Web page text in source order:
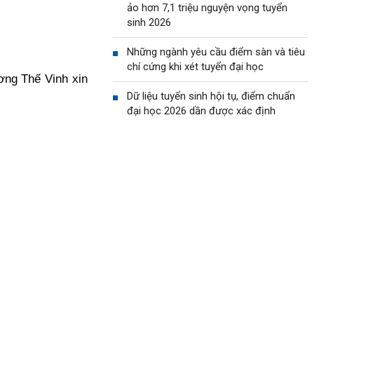
Thế Vinh xin
ảo hơn 7,1 triệu nguyện vọng tuyển
sinh 2026
Những ngành yêu cầu điểm sàn và tiêu
chí cứng khi xét tuyển đại học
Dữ liệu tuyển sinh hội tụ, điểm chuẩn
đại học 2026 dần được xác định